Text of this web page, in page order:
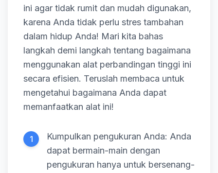
ini agar tidak rumit dan mudah digunakan,
karena Anda tidak perlu stres tambahan
dalam hidup Anda! Mari kita bahas
langkah demi langkah tentang bagaimana
menggunakan alat perbandingan tinggi ini
secara efisien. Teruslah membaca untuk
mengetahui bagaimana Anda dapat
memanfaatkan alat ini!
1
Kumpulkan pengukuran Anda: Anda
dapat bermain-main dengan
pengukuran hanya untuk bersenang-